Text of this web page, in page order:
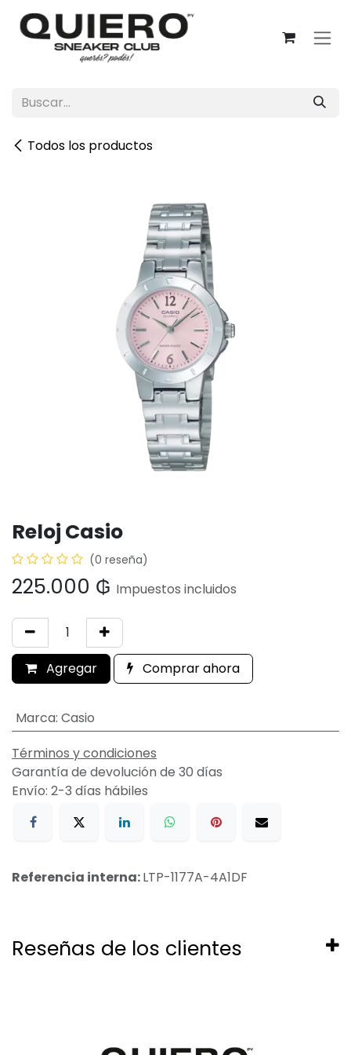
Ir al contenido
Todos los productos
Reloj Casio
(0 reseña)
225.000 ₲ Impuestos incluidos
Agregar Comprar ahora
Marca: Casio
Términos y condiciones
Garantía de devolución de 30 días
Envío: 2-3 días hábiles
Referencia interna:LTP-1177A-4A1DF
Reseñas de los clientes